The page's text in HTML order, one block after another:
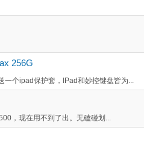
256G
个ipad保护套，IPad和妙控键盘皆为...
，现在用不到了出。无磕碰划...